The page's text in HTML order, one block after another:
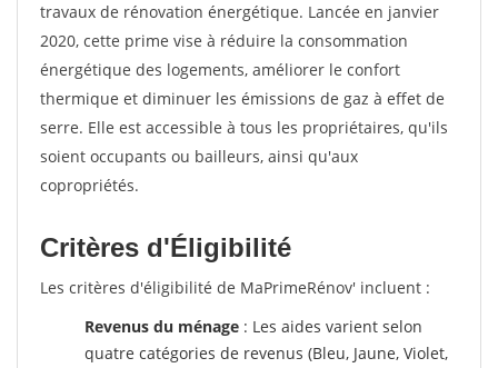
travaux de rénovation énergétique. Lancée en janvier
2020, cette prime vise à réduire la consommation
énergétique des logements, améliorer le confort
thermique et diminuer les émissions de gaz à effet de
serre. Elle est accessible à tous les propriétaires, qu'ils
soient occupants ou bailleurs, ainsi qu'aux
copropriétés.
Critères d'Éligibilité
Les critères d'éligibilité de MaPrimeRénov' incluent :
Revenus du ménage : Les aides varient selon
quatre catégories de revenus (Bleu, Jaune, Violet,